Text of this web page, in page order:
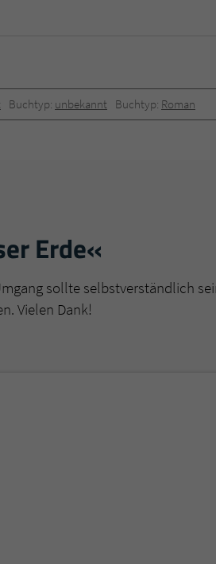
Buchtyp: unbekannt Buchtyp: Roman
Erde«
sollte selbstverständlich
Vielen Dank!